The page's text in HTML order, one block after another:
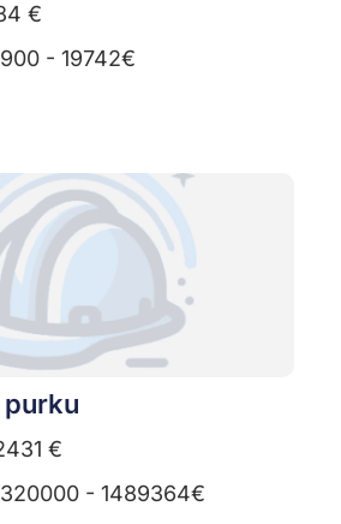
€
- 19742€
€
- 1489364€